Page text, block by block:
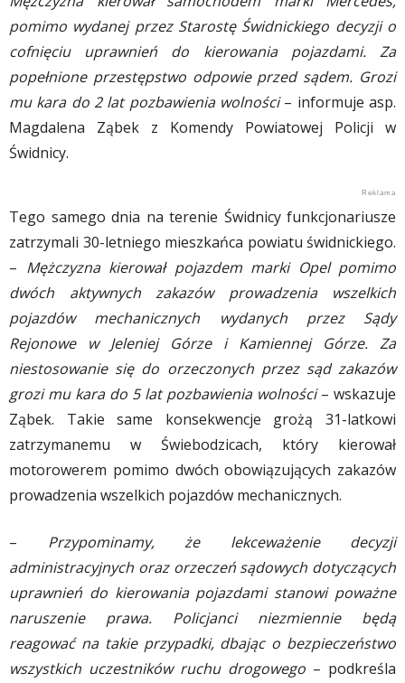
pomimo wydanej przez Starostę Świdnickiego decyzji o
cofnięciu uprawnień do kierowania pojazdami. Za
popełnione przestępstwo odpowie przed sądem. Grozi
mu kara do 2 lat pozbawienia wolności– informuje asp.
Magdalena Ząbek z Komendy Powiatowej Policji w
Świdnicy.
Tego samego dnia na terenie Świdnicy funkcjonariusze
zatrzymali 30-letniego mieszkańca powiatu świdnickiego.
– Mężczyzna kierował pojazdem marki Opel pomimo
dwóch aktywnych zakazów prowadzenia wszelkich
pojazdów mechanicznych wydanych przez Sądy
Rejonowe w Jeleniej Górze i Kamiennej Górze. Za
niestosowanie się do orzeczonych przez sąd zakazów
grozi mu kara do 5 lat pozbawienia wolności– wskazuje
Ząbek. Takie same konsekwencje grożą 31-latkowi
zatrzymanemu w Świebodzicach, który kierował
motorowerem pomimo dwóch obowiązujących zakazów
prowadzenia wszelkich pojazdów mechanicznych.
– Przypominamy, że lekceważenie decyzji
administracyjnych oraz orzeczeń sądowych dotyczących
uprawnień do kierowania pojazdami stanowi poważne
naruszenie prawa. Policjanci niezmiennie będą
reagować na takie przypadki, dbając o bezpieczeństwo
wszystkich uczestników ruchu drogowego – podkreśla